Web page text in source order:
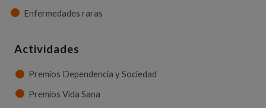
Enfermedades raras
Actividades
Premios Dependencia y Sociedad
Premios Vida Sana